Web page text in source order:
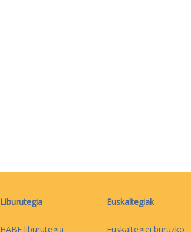
Liburutegia
HABE liburutegia
Euskaltegiak
Euskaltegiei buruzko